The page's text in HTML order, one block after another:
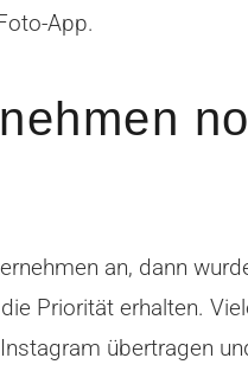
App.
an, dann
Priorität erhalten.
übertragen